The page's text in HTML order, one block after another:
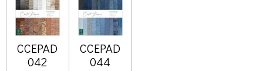
CCEPAD
042
CCEPAD
044